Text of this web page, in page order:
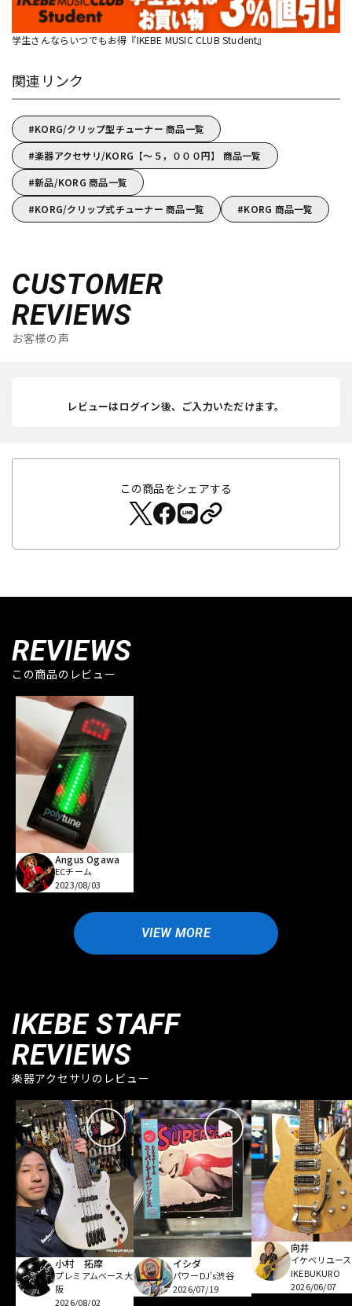
学生さんならいつでもお得『IKEBE MUSIC CLUB Student』
関連リンク
KORG/クリップ型チューナー 商品一覧
楽器アクセサリ/KORG【～５，０００円】 商品一覧
新品/KORG 商品一覧
KORG/クリップ式チューナー 商品一覧
KORG 商品一覧
CUSTOMER
REVIEWS
お客様の声
レビューはログイン後、ご入力いただけます。
この商品をシェアする
REVIEWS
この商品のレビュー
Angus Ogawa
ECチーム
2023/08/03
VIEW MORE
IKEBE STAFF
REVIEWS
楽器アクセサリのレビュー
小村 拓摩
プレミアムベース大
阪
2026/08/02
イシダ
パワーDJ's渋谷
2026/07/19
向井
イケベリユース
IKEBUKURO
2026/06/07